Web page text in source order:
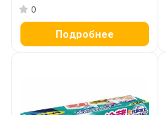
м 0
Подробнее